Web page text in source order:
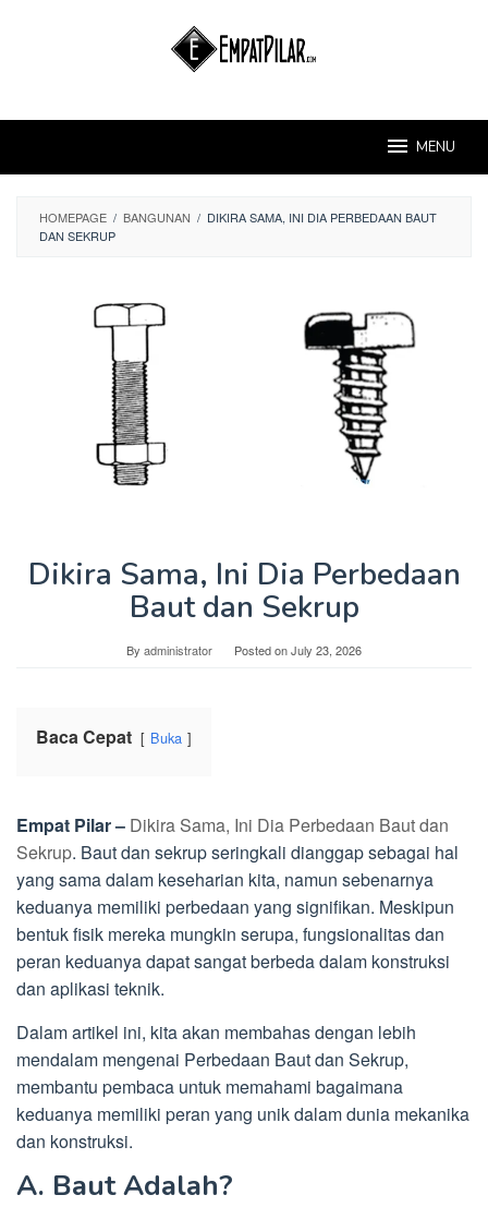
MENU
HOMEPAGE / BANGUNAN / DIKIRA SAMA, INI DIA PERBEDAAN BAUT
DAN SEKRUP
Dikira Sama, Ini Dia Perbedaan
Baut dan Sekrup
By administrator Posted onJuly 23, 2026
Baca Cepat Buka
Empat Pilar – Dikira Sama, Ini Dia Perbedaan Baut dan
Sekrup. Baut dan sekrup seringkali dianggap sebagai hal
yang sama dalam keseharian kita, namun sebenarnya
keduanya memiliki perbedaan yang signifikan. Meskipun
bentuk fisik mereka mungkin serupa, fungsionalitas dan
peran keduanya dapat sangat berbeda dalam konstruksi
dan aplikasi teknik.
Dalam artikel ini, kita akan membahas dengan lebih
mendalam mengenai Perbedaan Baut dan Sekrup,
membantu pembaca untuk memahami bagaimana
keduanya memiliki peran yang unik dalam dunia mekanika
dan konstruksi.
A. Baut Adalah?